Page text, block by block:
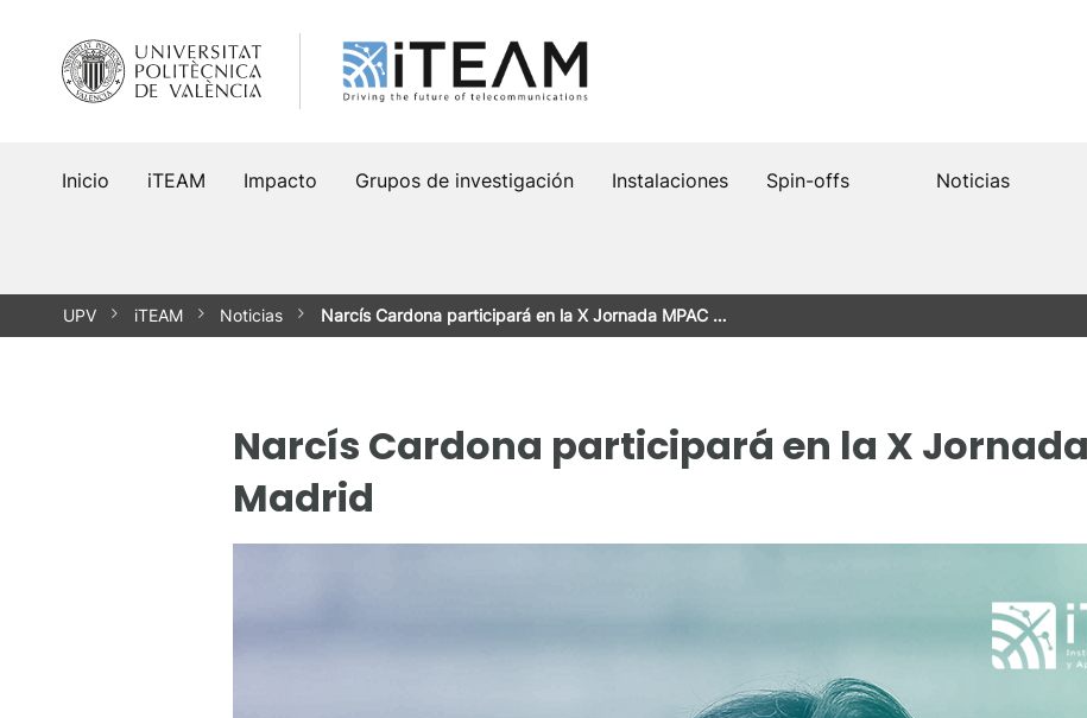
contenido
Inicio iTEAM Impacto Grupos de investigación Instalaciones Spin-offs Noticias
UPV iTEAM Noticias Narcís Cardona participará en la X Jornada MPAC …
Narcís Cardona participará en la X Jornada
Madrid